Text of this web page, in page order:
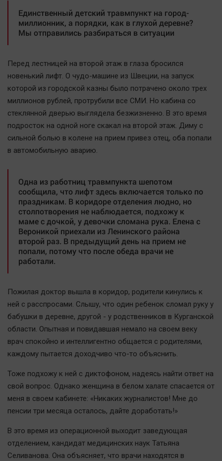
Образование
Автомобили
Банки
Медиаграмотность
Новости компаний
Прогулки по городу Ч
Спецпроект
Статистика
Челябинск космический
Другие рубрики
Bookworms
English version
Online-консультация
Актуальная тема
Блогеркуль
Быстрый медиазавод
Вирус чтения
Вкусное
Гороскоп
Дети
ЖКХ
Конкурс
Единственный детский травмпункт на город-
миллионник, а порядки, как в глухой деревне?
Мы отправились разбираться в ситуации
Перед лестницей на второй этаж в глаза бросился
новенький лифт. О чудо-машине из Швеции, на запуск
которой из городской казны было потрачено около трех
миллионов рублей, протрубили все СМИ. Но кабина со
стеклянной дверью выглядела безжизненно. В это время
подросток на одной ноге скакал на второй этаж. Диму с
сильной болью в колене на прием привез отец, оба попали
в автомобильную аварию.
Одна из работниц травмпункта шепотом
сообщила, что лифт здесь включается только по
праздникам. В коридоре отделения людно, но
столпотворения не наблюдается, подхожу к
маме с дочкой, у девочки сломана рука. Елена с
Вероникой приехали из Ленинского района
второй раз. В предыдущий день на прием не
попали, потому что после обеда врачи не
работали.
Пожилая доктор вышла в коридор, родители кинулись к
ней с расспросами. Слышу, что один ребенок сломал руку у
бабушки в деревне, другой - у родственников в Курганской
области. Опытная и повидавшая немало на своем веку
врач спокойно и интеллигентно общается с родителями,
каждому пытается доходчиво что-то объяснить.
Тоже подхожу к ней с диктофоном, надеясь найти ответ на
свой вопрос. Однако женщина в белом халате спасается от
меня в своем кабинете: «Никаких журналистов! Мне до
пенсии три месяца осталось, дайте доработать!»
В это время из операционной выходит заведующая
отделением, кандидат медицинских наук Татьяна
Селиванова. Она объясняет, что врачи находятся в